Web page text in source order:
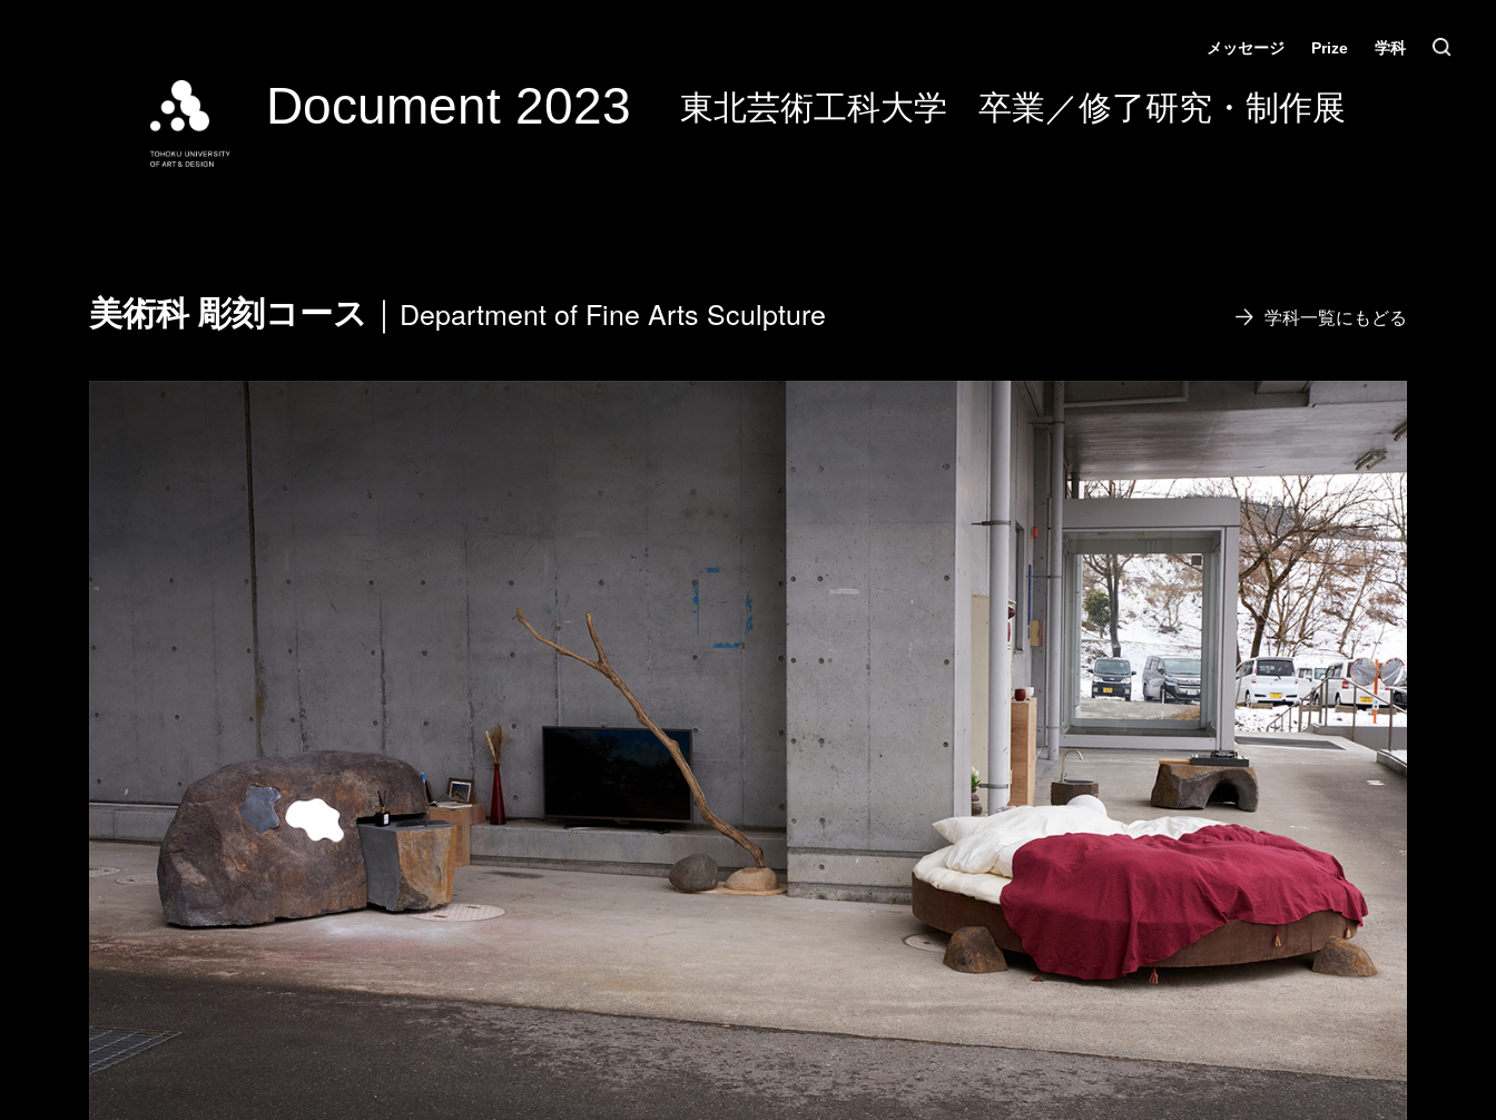
Document 2023 東北芸術工科大学 卒業／修了研究・制作展
メッセージ Prize 学科
学科一覧にもどる
美術科 彫刻コース Department of Fine Arts Sculpture